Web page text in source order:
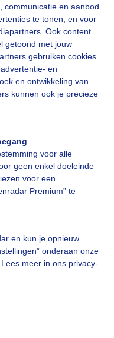
communicatie en aanbod
te tonen, en voor
Ook content
getoond met jouw
gebruiken cookies
en
en ontwikkeling van
kunnen ook je precieze
voor alle
geen enkel doeleinde
voor een
Premium” te
en kun je opnieuw
onderaan onze
meer in ons privacy-